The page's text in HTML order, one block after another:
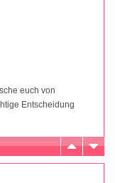
euch von
Entscheidung